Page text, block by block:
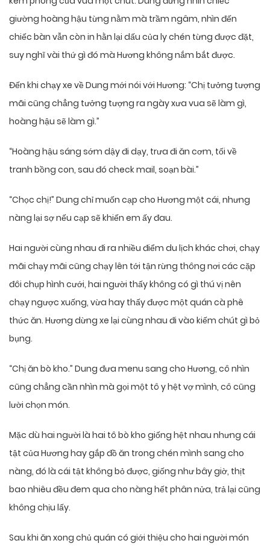
giường hoàng hậu từng nằm mà trầm ngâm, nhìn đến
chiếc bàn vẫn còn in hằn lại dấu của ly chén từng được đặt,
suy nghĩ vài thứ gì đó mà Hương không nắm bắt được.
Đến khi chạy xe về Dung mới nói với Hương: “Chị tưởng tượng
mãi cũng chẳng tưởng tượng ra ngày xưa vua sẽ làm gì,
hoàng hậu sẽ làm gì.”
“Hoàng hậu sáng sớm dậy đi dạy, trưa đi ăn cơm, tối về
tranh bồng con, sau đó check mail, soạn bài.”
“Chọc chị!” Dung chỉ muốn cạp cho Hương một cái, nhưng
nàng lại sợ nếu cạp sẽ khiến em ấy đau.
Hai người cùng nhau đi ra nhiều điểm du lịch khác chơi, chạy
mãi chạy mãi cũng chạy lên tới tận rừng thông nơi các cặp
đôi chụp hình cưới, hai người thấy không có gì thú vị nên
chạy ngược xuống, vừa hay thấy được một quán cà phê
thức ăn. Hương dừng xe lại cùng nhau đi vào kiếm chút gì bỏ
bụng.
“Chị ăn bò kho.” Dung đưa menu sang cho Hương, cô nhìn
cũng chẳng cần nhìn mà gọi một tô y hệt vợ mình, cô cũng
lười chọn món.
Mặc dù hai người là hai tô bò kho giống hệt nhau nhưng cái
tật của Hương hay gắp đồ ăn trong chén mình sang cho
nàng, đó là cái tật không bỏ được, giống như bây giờ, thịt
bao nhiêu đều đem qua cho nàng hết phân nửa, trả lại cũng
không chịu lấy.
Sau khi ăn xong chủ quán có giới thiệu cho hai người món